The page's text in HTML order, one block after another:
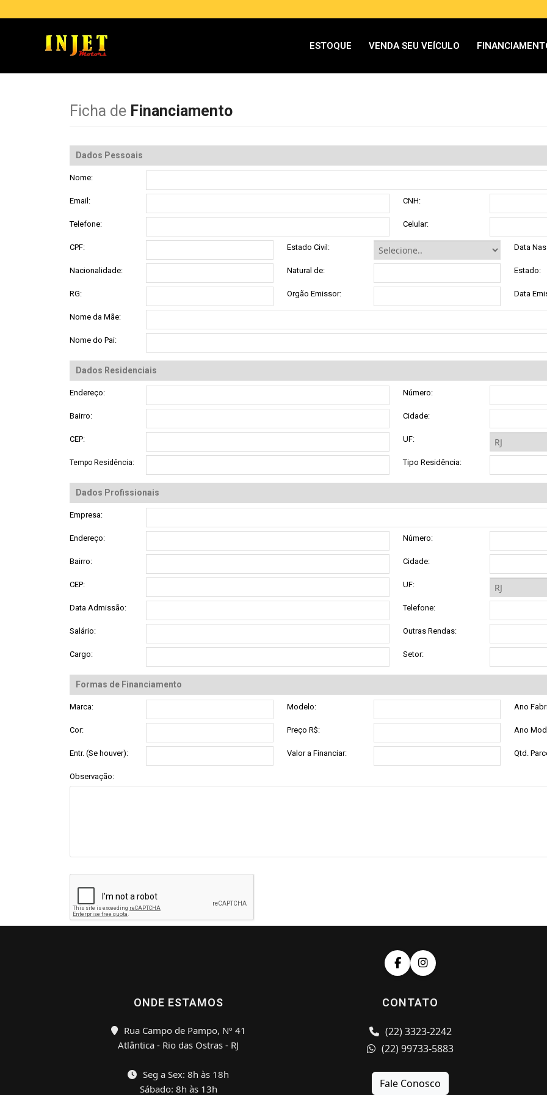
ESTOQUE VENDA SEU VEÍCULO
Ficha de Financiamento
Dados Pessoais
Nome:
Email: CNH:
Telefone: Celular:
CPF: Estado Civil: Data
Nacionalidade: Natural de: Estado:
RG: Orgão Emissor: Data
Nome da Mãe:
Nome do Pai:
Dados Residenciais
Endereço: Número:
Bairro: Cidade:
CEP: UF:
Tempo Residência: Tipo Residência:
Dados Profissionais
Empresa:
Endereço: Número:
Bairro: Cidade:
CEP: UF:
Data Admissão: Telefone:
Salário: Outras Rendas:
Cargo: Setor:
Formas de Financiamento
Marca: Modelo: Ano
Cor: Preço R$: Ano
Entr. (Se houver): Valor a Financiar: Qtd.
Observação:
ONDE ESTAMOS
Rua Campo de Pampo, Nº 41
Atlântica - Rio das Ostras - RJ
Seg a Sex: 8h às 18h
Sábado: 8h às 13h
CONTATO
(22) 3323-2242
(22) 99733-5883
Fale Conosco